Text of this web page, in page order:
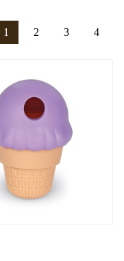
1 2 3 4